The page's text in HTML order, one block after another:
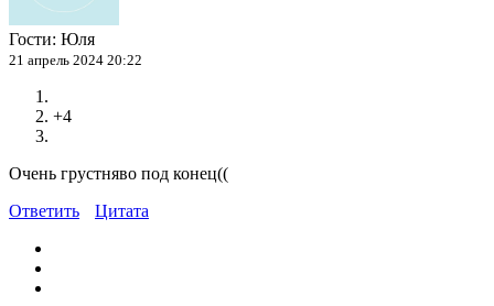
Гости: Юля
21 апрель 2024 20:22
+4
Очень грустняво под конец((
Ответить
Цитата